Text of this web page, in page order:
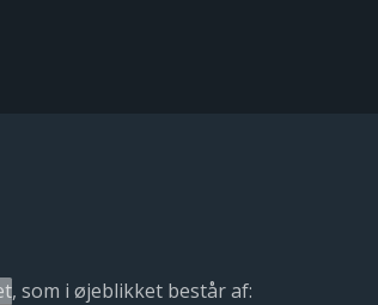
, som i øjeblikket består af: